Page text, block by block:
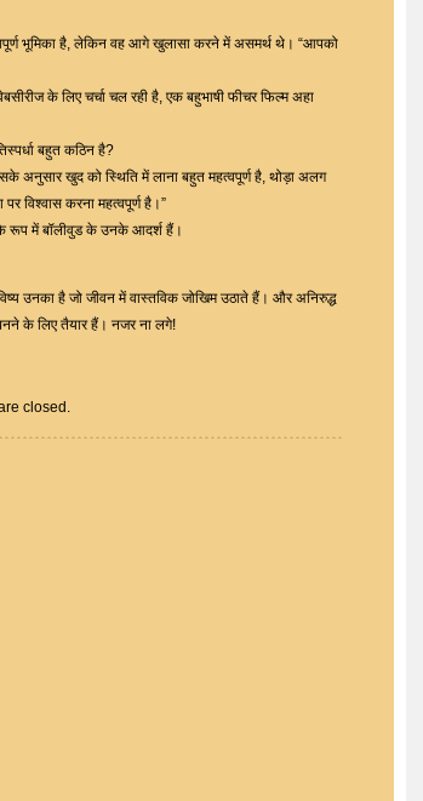
भूमिका है, लेकिन वह आगे खुलासा करने में असमर्थ थे। “आपको
के लिए चर्चा चल रही है, एक बहुभाषी फीचर फिल्म अहा
बहुत कठिन है?
अनुसार खुद को स्थिति में लाना बहुत महत्वपूर्ण है, थोड़ा अलग
विश्वास करना महत्वपूर्ण है।”
के रूप में बॉलीवुड के उनके आदर्श हैं।
उनका है जो जीवन में वास्तविक जोखिम उठाते हैं। और अनिरुद्ध
के लिए तैयार हैं। नजर ना लगे!
closed.